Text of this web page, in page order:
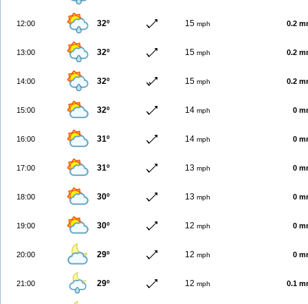
12:00 32º 15 mph 0.2
13:00 32º 15 mph 0.2
14:00 32º 15 mph 0.2
15:00 32º 14 mph 0
16:00 31º 14 mph 0
17:00 31º 13 mph 0
18:00 30º 13 mph 0
19:00 30º 12 mph 0
20:00 29º 12 mph 0
21:00 29º 12 mph 0.1